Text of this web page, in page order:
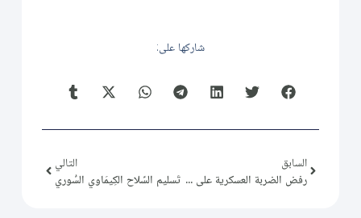
شاركها على:
السابق
رفض الضربة العسكرية على سورية تحت تسمية " ضربة تأديبية "
التالي
تَسليم السِّلاح الكِيمَاوي السُّوري